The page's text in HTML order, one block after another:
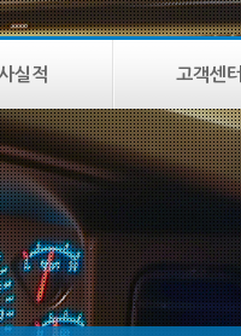
실적 고객센터